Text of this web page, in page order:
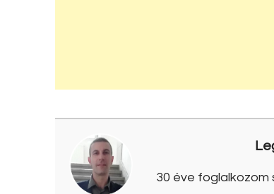
30 éve foglalkozom